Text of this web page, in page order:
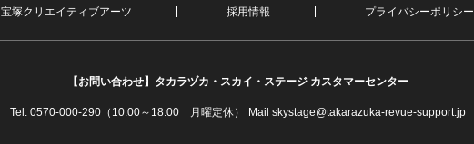
宝塚クリエイティブアーツ 採用情報 プライバシーポリシー
【お問い合わせ】 タカラヅカ・スカイ・ステージ カスタマーセンター
Tel. 0570-000-290（10:00～18:00 月曜定休） Mail skystage@takarazuka-revue-support.jp